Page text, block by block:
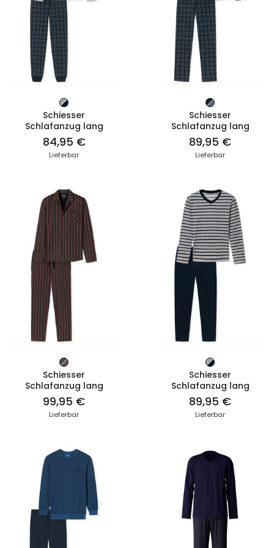
ZUM PRODUKT
Schiesser
Schlafanzug lang
84,95 €
Lieferbar
ZUM PRODUKT
Schiesser
Schlafanzug lang
89,95 €
Lieferbar
ZUM PRODUKT
Schiesser
Schlafanzug lang
99,95 €
Lieferbar
ZUM PRODUKT
Schiesser
Schlafanzug lang
89,95 €
Lieferbar